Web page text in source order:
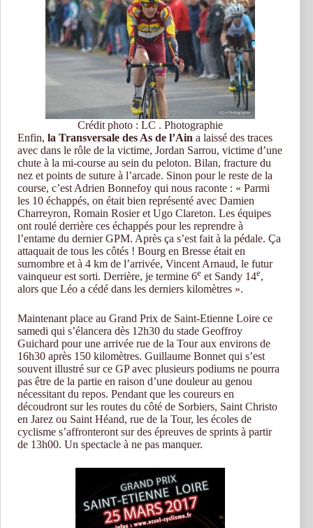
Crédit photo : LC . Photographie
Enfin, la Transversale des As de l’Ain a laissé des traces
avec dans le rôle de la victime, Jordan Sarrou, victime d’une
chute à la mi-course au sein du peloton. Bilan, fracture du
nez et points de suture à l’arcade. Sinon pour le reste de la
course, c’est Adrien Bonnefoy qui nous raconte : « Parmi
les 10 échappés, on était bien représenté avec Damien
Charreyron, Romain Rosier et Ugo Clareton. Les équipes
ont roulé derrière ces échappés pour les reprendre à
l’entame du dernier GPM. Après ça s’est fait à la pédale. Ça
attaquait de tous les côtés ! Bourg en Bresse était en
surnombre et à 4 km de l’arrivée, Vincent Arnaud, le futur
vainqueur est sorti. Derrière, je termine 6e et Sandy 14e,
alors que Léo a cédé dans les derniers kilomètres ».
Maintenant place au Grand Prix de Saint-Etienne Loire ce
samedi qui s’élancera dès 12h30 du stade Geoffroy
Guichard pour une arrivée rue de la Tour aux environs de
16h30 après 150 kilomètres. Guillaume Bonnet qui s’est
souvent illustré sur ce GP avec plusieurs podiums ne pourra
pas être de la partie en raison d’une douleur au genou
nécessitant du repos. Pendant que les coureurs en
découdront sur les routes du côté de Sorbiers, Saint Christo
en Jarez ou Saint Héand, rue de la Tour, les écoles de
cyclisme s’affronteront sur des épreuves de sprints à partir
de 13h00. Un spectacle à ne pas manquer.